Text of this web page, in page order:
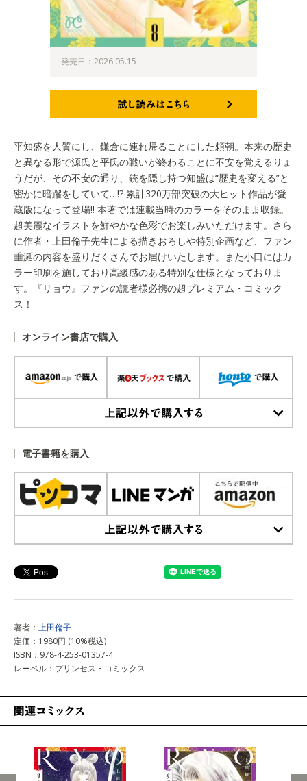
発売日：2026.05.15
平知盛を人質にし、鎌倉に連れ帰ることにした頼朝。本来の歴史
と異なる形で源氏と平氏の戦いが終わることに不安を覚えるりょ
うだが、その不安の通り、銃を隠し持つ知盛は“歴史を変える”と
密かに暗躍をしていて…!? 累計320万部突破の大ヒット作品が愛
蔵版になって登場!! 本著では連載当時のカラーをそのまま収録。
超美麗なイラストを鮮やかな色彩でお楽しみいただけます。さら
に作者・上田倫子先生による描きおろしや特別企画など、ファン
垂涎の内容を盛りだくさんでお届けいたします。また小口にはカ
ラー印刷を施しており高級感のある特別な仕様となっておりま
す。『リョウ』ファンの読者様必携の超プレミアム・コミック
ス！
オンライン書店で購入
電子書籍を購入
著者： 上田倫子
定価：1980円 (10%税込)
ISBN：978-4-253-01357-4
レーベル：プリンセス・コミックス